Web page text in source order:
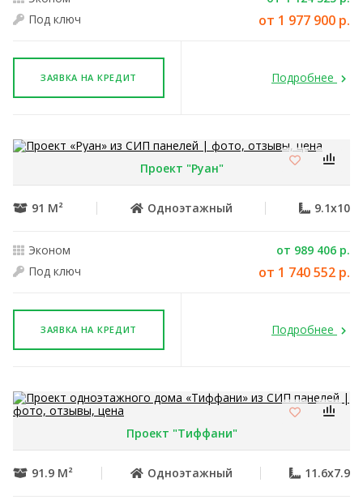
Под ключ
от 1 977 900 р.
ЗАЯВКА НА КРЕДИТ Подробнее
Проект "Руан"
91 М² Одноэтажный 9.1x10
Эконом
от 989 406 р.
Под ключ
от 1 740 552 р.
ЗАЯВКА НА КРЕДИТ Подробнее
Проект "Тиффани"
91.9 М² Одноэтажный 11.6x7.9